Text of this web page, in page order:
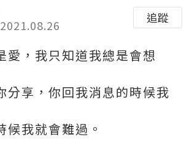
追蹤
愛，我只知道我總是會想
分享，你回我消息的時候我
候我就會難過。